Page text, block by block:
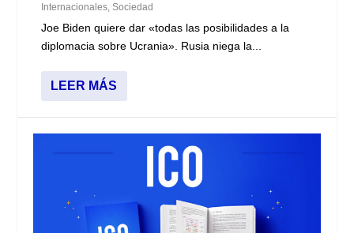
Internacionales,Sociedad
Joe Biden quiere dar «todas las posibilidades a la
diplomacia sobre Ucrania». Rusia niega la...
LEER MÁS